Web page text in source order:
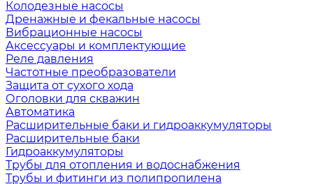
Колодезные насосы
Дренажные и фекальные насосы
Вибрационные насосы
Аксессуары и комплектующие
Реле давления
Частотные преобразователи
Защита от сухого хода
Оголовки для скважин
Автоматика
Расширительные баки и гидроаккумуляторы
Расширительные баки
Гидроаккумуляторы
Трубы для отопления и водоснабжения
Трубы и фитинги из полипропилена